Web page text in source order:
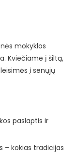
mokyklos
Kviečiame į šiltą,
į senųjų
paslaptis ir
– kokias tradicijas